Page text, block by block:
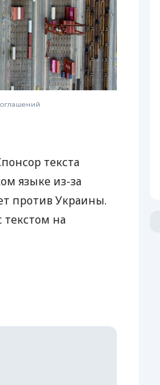
текста
языке из-за
против Украины.
текстом на